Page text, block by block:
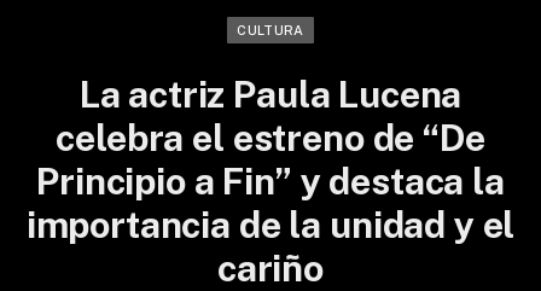
CULTURA
La actriz Paula Lucena
celebra el estreno de “De
Principio a Fin” y destaca la
importancia de la unidad y el
cariño